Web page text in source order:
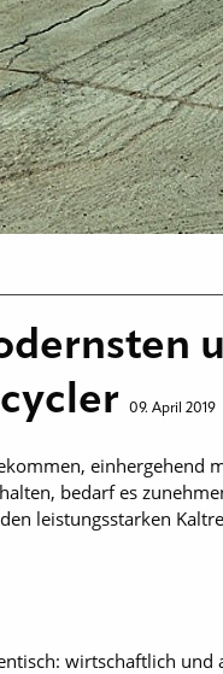
09. April 2019
einher­gehend
bedarf es
leistungsstarken
wirtschaftlich